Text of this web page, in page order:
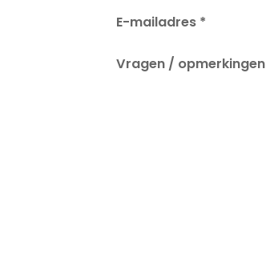
E-mailadres
Vragen / opmerkingen